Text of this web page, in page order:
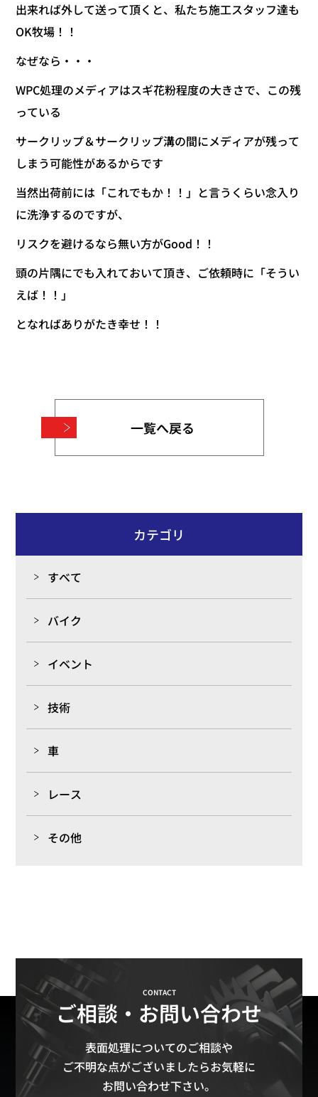
出来れば外して送って頂くと、私たち施工スタッフ達も
OK牧場！！
なぜなら・・・
WPC処理のメディアはスギ花粉程度の大きさで、この残
っている
サークリップ＆サークリップ溝の間にメディアが残って
しまう可能性があるからです
当然出荷前には「これでもか！！」と言うくらい念入り
に洗浄するのですが、
リスクを避けるなら無い方がGood！！
頭の片隅にでも入れておいて頂き、ご依頼時に「そうい
えば！！」
となればありがたき幸せ！！
一覧へ戻る
カテゴリ
すべて
バイク
イベント
技術
車
レース
その他
CONTACT
ご相談・お問い合わせ
表面処理についてのご相談や
ご不明な点がございましたらお気軽に
お問い合わせ下さい。